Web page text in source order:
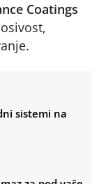
Coatings
sistemi na